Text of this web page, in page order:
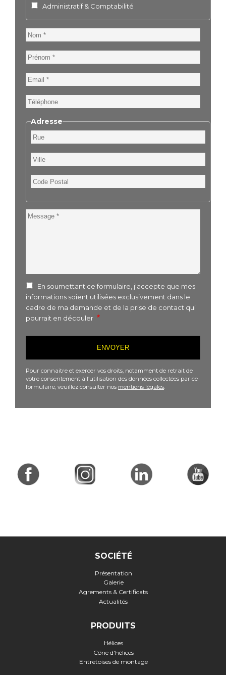
Administratif & Comptabilité
Nom
Prénom
Email
Téléphone
Adresse
Rue
Ville
Code
Postal
Message
En soumettant ce formulaire, j'accepte que mes
informations soient utilisées exclusivement dans le
cadre de ma demande et de la prise de contact qui
pourrait en découler
Pour connaitre et exercer vos droits, notamment de retrait de
votre consentement à l’utilisation des données collectées par ce
formulaire, veuillez consulter nos mentions légales
SOCIÉTÉ
Présentation
Galerie
Agrements & Certificats
Actualités
PRODUITS
Hélices
Cône d'hélices
Entretoises de montage